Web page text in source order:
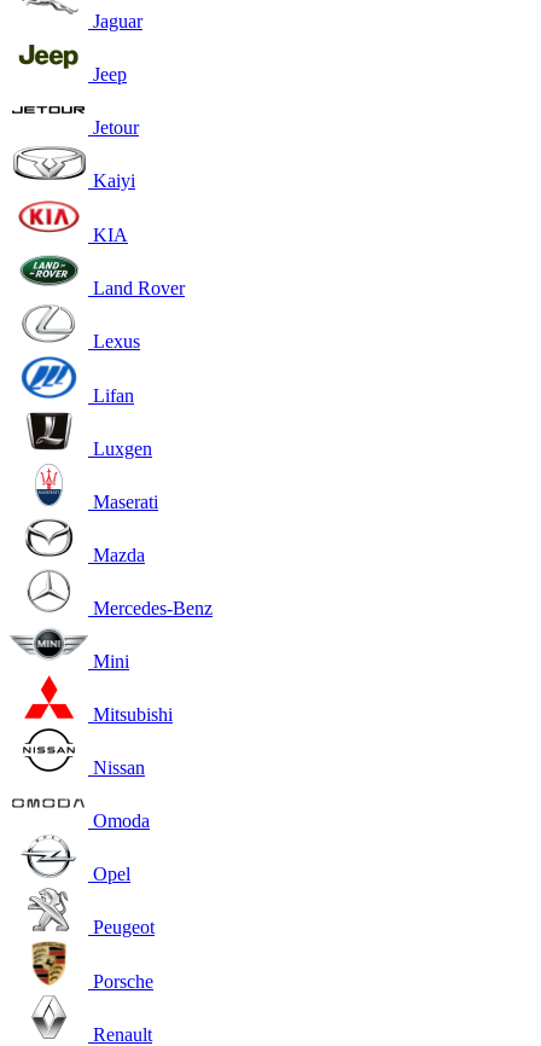
Jaguar
Jeep
Jetour
Kaiyi
KIA
Land Rover
Lexus
Lifan
Luxgen
Maserati
Mazda
Mercedes-Benz
Mini
Mitsubishi
Nissan
Omoda
Opel
Peugeot
Porsche
Renault